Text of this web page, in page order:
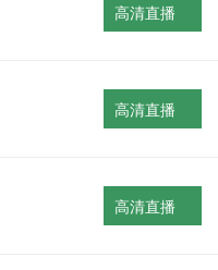
高清直播
高清直播
高清直播